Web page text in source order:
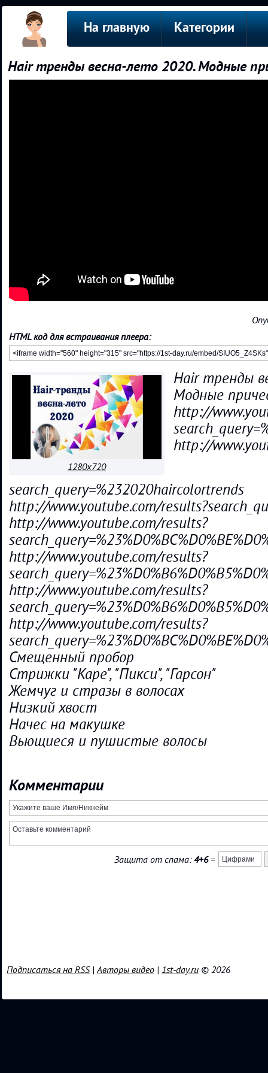
На главную Категории
Hair тренды весна-лето 2020. Модные
HTML код для встраивания плеера:
1280x720
Hair тренды
Модные
http://
http://
search_query=%232020haircolortrends
http://www.youtube.com/
http://www.youtube.com/results?
http://www.youtube.com/results?
http://www.youtube.com/results?
http://www.youtube.com/results?
Смещенный пробор
Стрижки "Каре", "Пикси", "Гарсон"
Жемчуг и стразы в волосах
Низкий хвост
Начес на макушке
Вьющиеся и пушистые волосы
Комментарии
Защита от спама:4+6=
Подписаться на RSS|Авторы видео | 1st-day.ru © 2026